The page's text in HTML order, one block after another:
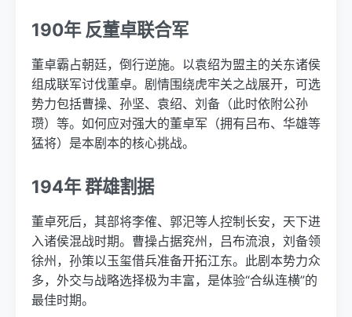
190年 反董卓联合军
董卓霸占朝廷，倒行逆施。以袁绍为盟主的关东诸侯
组成联军讨伐董卓。剧情围绕虎牢关之战展开，可选
势力包括曹操、孙坚、袁绍、刘备（此时依附公孙
瓒）等。如何应对强大的董卓军（拥有吕布、华雄等
猛将）是本剧本的核心挑战。
194年 群雄割据
董卓死后，其部将李傕、郭汜等人控制长安，天下进
入诸侯混战时期。曹操占据兖州，吕布流浪，刘备领
徐州，孙策以玉玺借兵准备开拓江东。此剧本势力众
多，外交与战略选择极为丰富，是体验“合纵连横”的
最佳时期。